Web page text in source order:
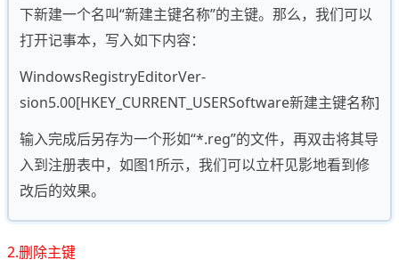
下新建一个名叫“新建主键名称”的主键。那么，我们可以
打开记事本，写入如下内容：
WindowsRegistryEditorVer-
sion5.00[HKEY_CURRENT_USERSoftware新建主键名称]
输入完成后另存为一个形如“*.reg”的文件，再双击将其导
入到注册表中，如图1所示，我们可以立杆见影地看到修
改后的效果。
2.删除主键